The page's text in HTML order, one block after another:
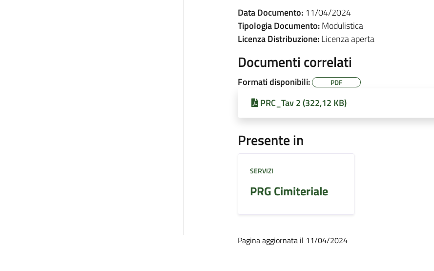
Data Documento:11/04/2024
Tipologia Documento:Modulistica
Licenza Distribuzione:Licenza aperta
Documenti correlati
Formati disponibili: PDF
PRC_Tav 2 (322,12 KB)
Presente in
SERVIZI
PRG Cimiteriale
Pagina aggiornata il 11/04/2024